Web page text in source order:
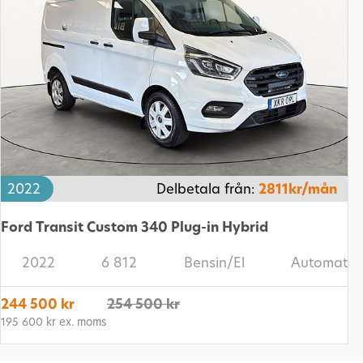
2022 Delbetala från: 2811kr/mån
Ford Transit Custom 340 Plug-in Hybrid
2022 6 812 Bensin/El Automat
244 500 kr
195 600 kr ex. moms
254 500 kr